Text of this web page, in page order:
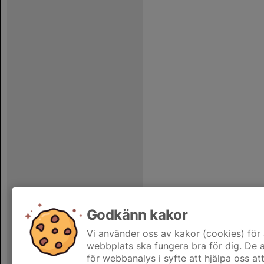
Godkänn kakor
Vi använder oss av kakor (cookies)
webbplats ska fungera bra för dig. De
för webbanalys i syfte att hjälpa oss